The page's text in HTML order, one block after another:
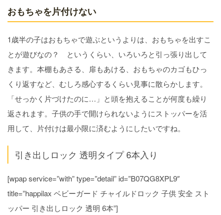
おもちゃを片付けない
1歳半の子はおもちゃで遊ぶというよりは、おもちゃを出すこ
とが遊びなの？ というくらい、いろいろと引っ張り出して
きます。本棚もあさる、扉もあける、おもちゃのカゴもひっ
くり返すなど、むしろ感心するくらい見事に散らかします。
「せっかく片づけたのに…」と頭を抱えることが何度も繰り
返されます。子供の手で開けられないようにストッパーを活
用して、片付けは最小限に済むようにしたいですね。
引き出しロック 透明タイプ 6本入り
[wpap service=”with” type=”detail” id=”B07QG8XPL9″
title=”happilax ベビーガード チャイルドロック 子供 安全 スト
ッパー 引き出しロック 透明 6本”]